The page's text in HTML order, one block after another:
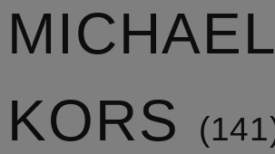
MICHAEL
KORS
141